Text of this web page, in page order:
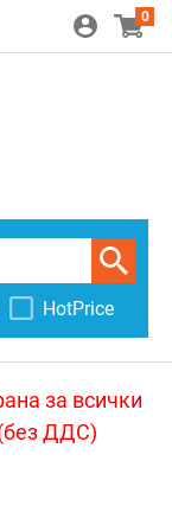
0
HotPrice
за всички
ДДС)